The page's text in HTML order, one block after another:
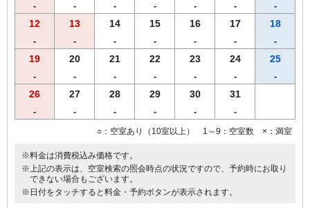
- - - - - - -
12
-
13
-
14
-
15
-
16
-
17
-
18
-
19
-
20
-
21
-
22
-
23
-
24
-
25
-
26
-
27
-
28
-
29
-
30
-
31
-
○：空室あり（10室以上） 1～9：空室数 ×：満室
※料金は消費税込み価格です。
※上記の表示は、空室検索の照会時点の状況ですので、予約時にお取り
できない場合もございます。
※日付をタッチすると料金・予約ボタンが表示されます。